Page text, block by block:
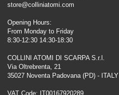
store@colliniatomi.com
Opening Hours:
From Monday to Friday
8:30-12:30 14:30-18:30
COLLINI ATOMI DI SCARPA S.r.l.
Via Oltrebrenta, 21
35027 Noventa Padovana (PD) - ITALY
VAT Code: IT00167920289